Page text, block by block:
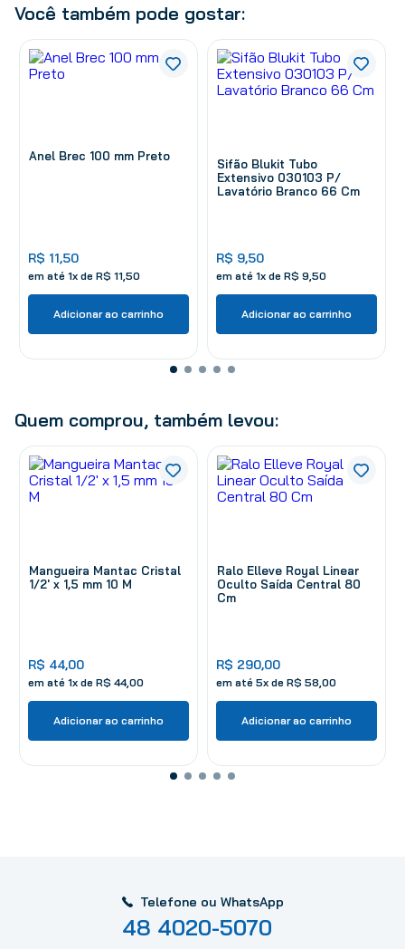
Você também pode gostar:
Anel Brec 100 mm Preto
R$ 11,50
em até 1x de R$ 11 50
Adicionar ao carrinho
Sifão Blukit Tubo
Extensivo 030103 P/
Lavatório Branco 66 Cm
R$ 9,50
em até 1x de R$ 9 50
Adicionar ao carrinho
Quem comprou, também levou:
Mangueira Mantac Cristal
1/2' x 1,5 mm 10 M
R$ 44,00
em até 1x de R$ 44,00
Adicionar ao carrinho
Ralo Elleve Royal Linear
Oculto Saída Central 80
Cm
R$ 290,00
em até 5x de R$ 58 00
Adicionar ao carrinho
Telefone ou WhatsApp
48 4020-5070